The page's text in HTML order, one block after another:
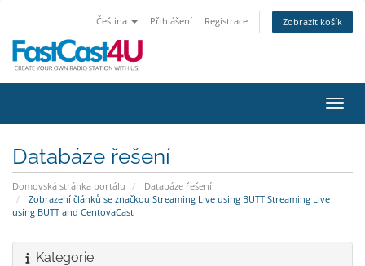
Čeština Přihlášení Registrace Zobrazit košík
Databáze řešení
Domovská stránka portálu
Databáze řešení
Zobrazení článků se značkou Streaming Live using BUTT Streaming Live
using BUTT and CentovaCast
Kategorie